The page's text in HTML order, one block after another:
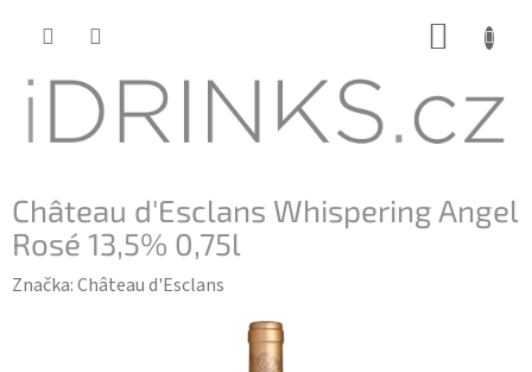
Château d'Esclans Whispering Angel
Rosé 13,5% 0,75l
Značka:Château d'Esclans